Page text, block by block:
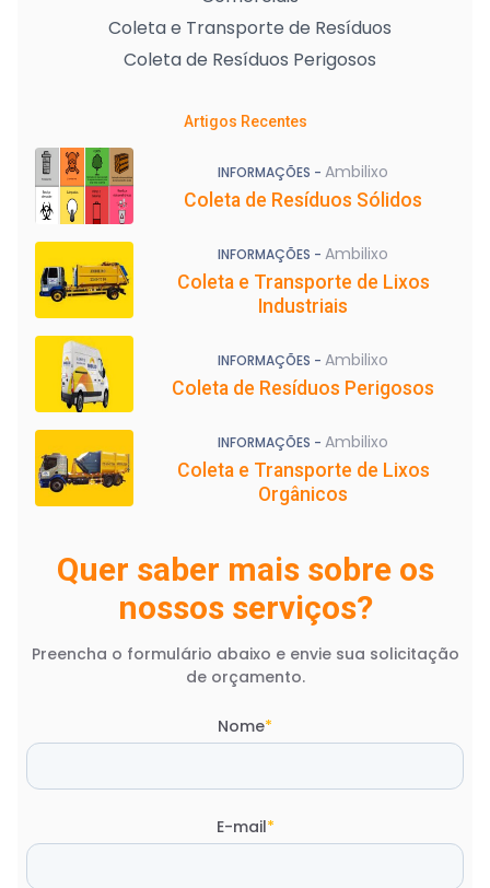
Coleta e Transporte de Resíduos
Coleta de Resíduos Perigosos
Artigos Recentes
INFORMAÇÕES - Ambilixo
Coleta de Resíduos Sólidos
INFORMAÇÕES - Ambilixo
Coleta e Transporte de Lixos
Industriais
INFORMAÇÕES - Ambilixo
Coleta de Resíduos Perigosos
INFORMAÇÕES - Ambilixo
Coleta e Transporte de Lixos
Orgânicos
Quer saber mais sobre os
nossos serviços?
Preencha o formulário abaixo e envie sua solicitação
de orçamento.
Nome*
E-mail*